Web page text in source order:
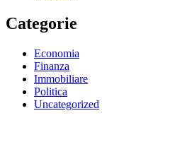
Categorie
Economia
Finanza
Immobiliare
Politica
Uncategorized